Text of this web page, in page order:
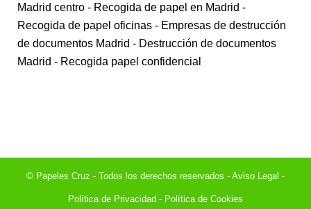
Madrid centro - Recogida de papel en Madrid -
Recogida de papel oficinas - Empresas de destrucción
de documentos Madrid - Destrucción de documentos
Madrid - Recogida papel confidencial
© Papeles Cruz - Todos los derechos reservados - Aviso Legal -
Política de Privacidad - Política de Cookies